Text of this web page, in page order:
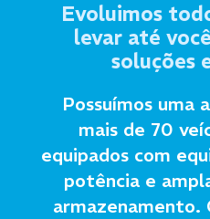
Evoluimos
levar até
soluções
Possuímos uma
mais de 70
equipados com
potência e
armazenamento.